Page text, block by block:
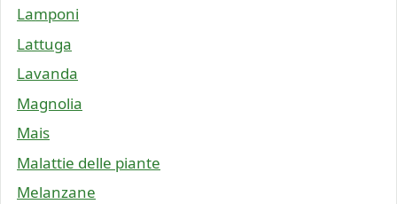
Lamponi
Lattuga
Lavanda
Magnolia
Mais
Malattie delle piante
Melanzane